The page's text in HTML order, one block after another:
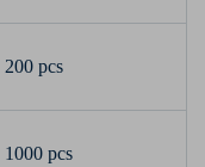
200 pcs
1000 pcs